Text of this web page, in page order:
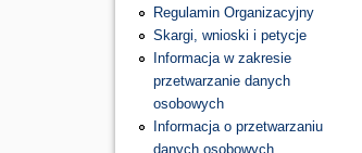
Regulamin Organizacyjny
Skargi, wnioski i petycje
Informacja w zakresie
przetwarzanie danych
osobowych
Informacja o przetwarzaniu
danych osobowych